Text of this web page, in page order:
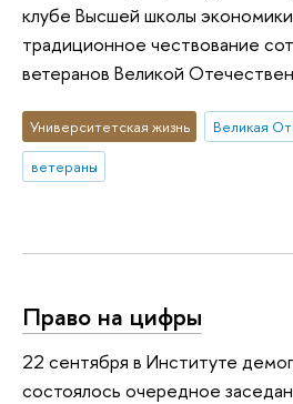
клубе Высшей школы
традиционное чествование
ветеранов Великой
Университетская жизнь
Великая
ветераны
Право на цифры
22 сентября в Институте
состоялось очередное